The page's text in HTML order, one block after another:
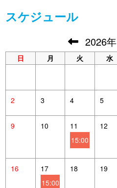
スケジュール
2026年
日 月 火 水
2 3 4 5
9 10
11
15:00
12
16
17
15:00
18 19